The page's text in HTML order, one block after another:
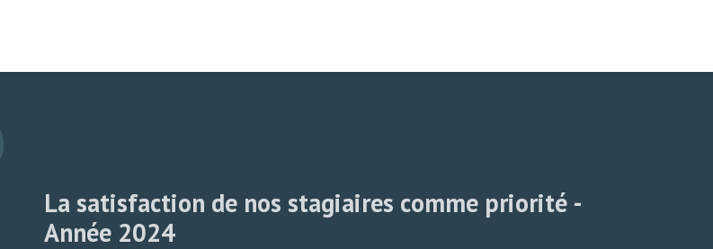
La satisfaction de nos stagiaires comme priorité -
Année 2024